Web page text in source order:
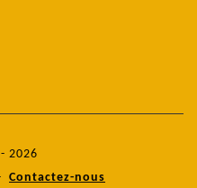
2026
Contactez-nous